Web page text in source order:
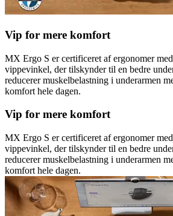
Vip for mere komfort
MX Ergo S er certificeret af ergonomer
vippevinkel, der tilskynder til en bedre
reducerer muskelbelastning i underarmen
komfort hele dagen.
Vip for mere komfort
MX Ergo S er certificeret af ergonomer
vippevinkel, der tilskynder til en bedre
reducerer muskelbelastning i underarmen
komfort hele dagen.